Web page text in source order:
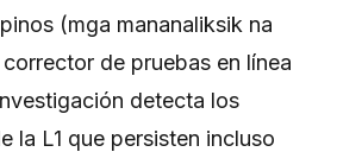
(mga mananaliksik na
de pruebas en línea
detecta los
la L1 que persisten incluso